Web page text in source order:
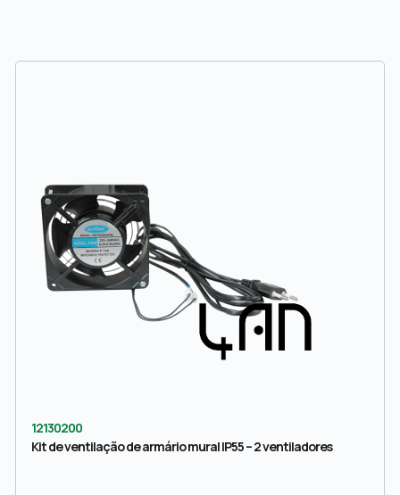
12130200
Kit de ventilação de armário mural IP55 – 2 ventiladores